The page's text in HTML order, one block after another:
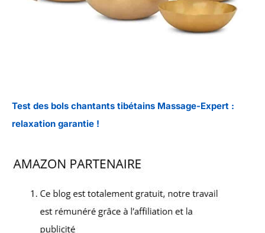
Test des bols chantants tibétains Massage-Expert :
relaxation garantie !